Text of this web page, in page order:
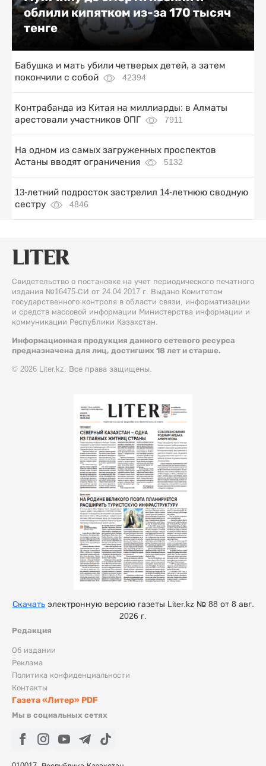
облили кипятком из-за 170 тысяч
тенге
Бабушка и мать убили четверых детей, а затем
покончили с собой
42394
Контрабанда из Китая на миллиарды: в Алматы
арестовали участников ОПГ
7911
На одном из самых загруженных проспектов
Астаны вводят ограничения
5132
13-летний подросток застрелил 14-летнюю сводную
сестру
4846
Свидетельство о постановке на учет периодического печатного
издания №16475-СИ от 24.04.2017 г. Выдано Комитетом
государственного контроля в области связи, информатизации
и средств массовой информации Министерства информации и
коммуникации Республики Казахстан.
Информационная продукция данного сетевого ресурса
предназначена для лиц, достигших 18 лет и старше.
© 2026 Liter.kz. Все права защищены.
Редакция
Об издании
Реклама
Политика конфиденциальности
Контакты
Газета «Литер» PDF
Мы в социальных сетях
Скачатьэлектронную версию газеты Liter.kz № 88 от 8 авг.
2026 г.